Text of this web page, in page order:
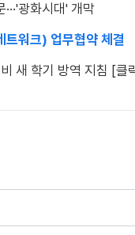
광화시대' 개막
워크) 업무협약 체결
새 학기 방역 지침 [클